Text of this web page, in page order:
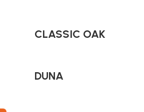
CLASSIC OAK
DUNA